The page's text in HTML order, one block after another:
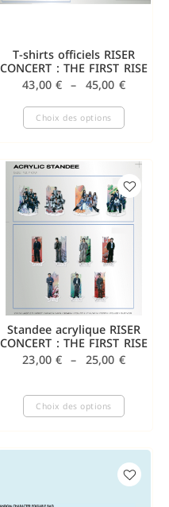
T-shirts officiels RISER
CONCERT : THE FIRST RISE
43,00€ – 45,00 €
Choix des options
Standee acrylique RISER
CONCERT : THE FIRST RISE
23,00€ – 25,00 €
Choix des options